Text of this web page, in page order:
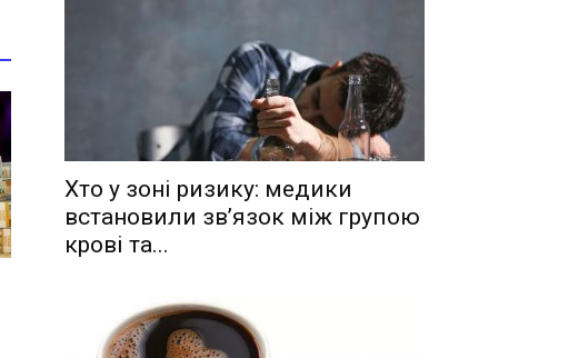
Хто у зоні ризику: медики
встановили зв’язок між групою
крові та...